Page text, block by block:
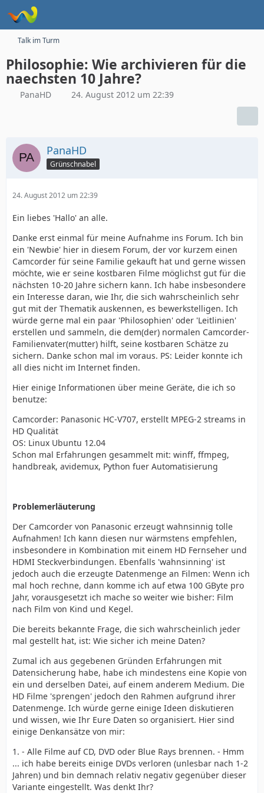
Talk im Turm
Philosophie: Wie archivieren für die
naechsten 10 Jahre?
PanaHD 24. August 2012 um 22:39
PanaHD
Grünschnabel
24. August 2012 um 22:39
Ein liebes 'Hallo' an alle.
Danke erst einmal für meine Aufnahme ins Forum. Ich bin
ein 'Newbie' hier in diesem Forum, der vor kurzem einen
Camcorder für seine Familie gekauft hat und gerne wissen
möchte, wie er seine kostbaren Filme möglichst gut für die
nächsten 10-20 Jahre sichern kann. Ich habe insbesondere
ein Interesse daran, wie Ihr, die sich wahrscheinlich sehr
gut mit der Thematik auskennen, es bewerkstelligen. Ich
würde gerne mal ein paar 'Philosophien' oder 'Leitlinien'
erstellen und sammeln, die dem(der) normalen Camcorder-
Familienvater(mutter) hilft, seine kostbaren Schätze zu
sichern. Danke schon mal im voraus. PS: Leider konnte ich
all dies nicht im Internet finden.
Hier einige Informationen über meine Geräte, die ich so
benutze:
Camcorder: Panasonic HC-V707, erstellt MPEG-2 streams in
HD Qualität
OS: Linux Ubuntu 12.04
Schon mal Erfahrungen gesammelt mit: winff, ffmpeg,
handbreak, avidemux, Python fuer Automatisierung
Problemerläuterung
Der Camcorder von Panasonic erzeugt wahnsinnig tolle
Aufnahmen! Ich kann diesen nur wärmstens empfehlen,
insbesondere in Kombination mit einem HD Fernseher und
HDMI Steckverbindungen. Ebenfalls 'wahnsinning' ist
jedoch auch die erzeugte Datenmenge an Filmen: Wenn ich
mal hoch rechne, dann komme ich auf etwa 100 GByte pro
Jahr, vorausgesetzt ich mache so weiter wie bisher: Film
nach Film von Kind und Kegel.
Die bereits bekannte Frage, die sich wahrscheinlich jeder
mal gestellt hat, ist: Wie sicher ich meine Daten?
Zumal ich aus gegebenen Gründen Erfahrungen mit
Datensicherung habe, habe ich mindestens eine Kopie von
ein und derselben Datei, auf einem anderem Medium. Die
HD Filme 'sprengen' jedoch den Rahmen aufgrund ihrer
Datenmenge. Ich würde gerne einige Ideen diskutieren
und wissen, wie Ihr Eure Daten so organisiert. Hier sind
einige Denkansätze von mir:
1. - Alle Filme auf CD, DVD oder Blue Rays brennen. - Hmm
... ich habe bereits einige DVDs verloren (unlesbar nach 1-2
Jahren) und bin demnach relativ negativ gegenüber dieser
Variante eingestellt. Was denkt Ihr?